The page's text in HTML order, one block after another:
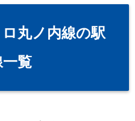
ロ丸ノ内線の駅
覧